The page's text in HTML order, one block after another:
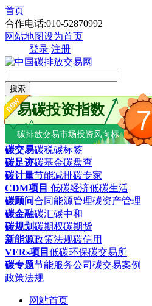
首页
合作电话:010-52870992
网站地图设为首页
登录 注册
搜索
7
易碳投资指数
碳排放交易市场投资风向标
碳交易碳税碳标签
碳足迹碳基金碳盘查
碳计量节能减排碳专家
CDM项目 低碳经济低碳生活
碳顾问合同能源管理碳资产管理
碳金融碳汇碳中和
碳规划碳期权碳期货
新能源政策法规碳信用
VERs项目 低碳环保碳交易所
碳专题节能服务公司 碳交易案例
政策法规
网站首页